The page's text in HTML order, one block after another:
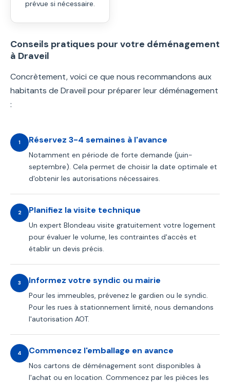
prévue si nécessaire.
Conseils pratiques pour votre déménagement
à Draveil
Concrètement, voici ce que nous recommandons aux
habitants de Draveil pour préparer leur déménagement
:
1 Réservez 3-4 semaines à l'avance
Notamment en période de forte demande (juin-
septembre). Cela permet de choisir la date optimale et
d'obtenir les autorisations nécessaires.
2 Planifiez la visite technique
Un expert Blondeau visite gratuitement votre logement
pour évaluer le volume, les contraintes d'accès et
établir un devis précis.
3 Informez votre syndic ou mairie
Pour les immeubles, prévenez le gardien ou le syndic.
Pour les rues à stationnement limité, nous demandons
l'autorisation AOT.
4 Commencez l'emballage en avance
Nos cartons de déménagement sont disponibles à
l'achat ou en location. Commencez par les pièces les